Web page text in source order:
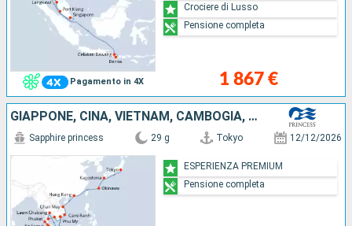
Pagamento in 4X 1 867 €
Crociere di Lusso
Pensione completa
GIAPPONE, CINA, VIETNAM, CAMBOGIA, THAILANDIA, MALESIA, SINGAPORE
Sapphire princess 29 g Tokyo 12/12/2026
ESPERIENZA PREMIUM
Pensione completa